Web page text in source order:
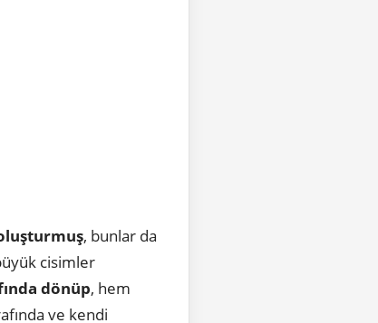
, bunlar da
cisimler
dönüp, hem
ve kendi